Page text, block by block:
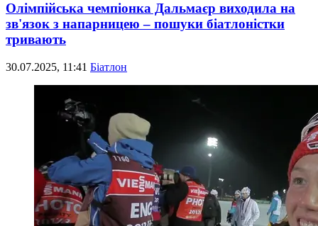
Олімпійська чемпіонка Дальмаєр виходила на
зв'язок з напарницею – пошуки біатлоністки
тривають
30.07.2025, 11:41 Біатлон